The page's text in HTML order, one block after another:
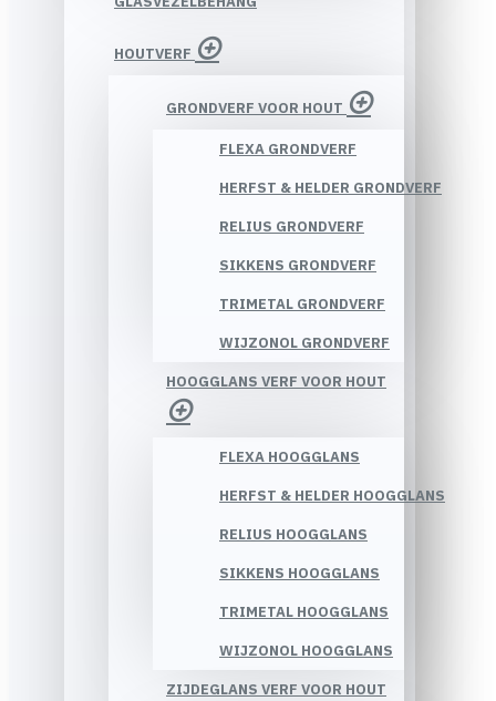
HOUTVERF
GRONDVERF VOOR HOUT
FLEXA GRONDVERF
HERFST & HELDER GRONDVERF
RELIUS GRONDVERF
SIKKENS GRONDVERF
TRIMETAL GRONDVERF
WIJZONOL GRONDVERF
HOOGGLANS VERF VOOR HOUT
FLEXA HOOGGLANS
HERFST & HELDER HOOGGLANS
RELIUS HOOGGLANS
SIKKENS HOOGGLANS
TRIMETAL HOOGGLANS
WIJZONOL HOOGGLANS
ZIJDEGLANS VERF VOOR HOUT